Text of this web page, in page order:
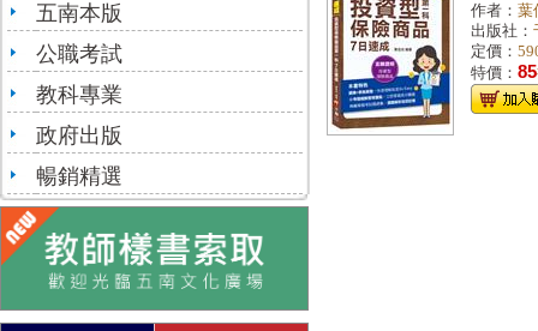
五南本版
公職考試
教科專業
政府出版
暢銷精選
作者： 葉
出版社：
定價：
特價： 85